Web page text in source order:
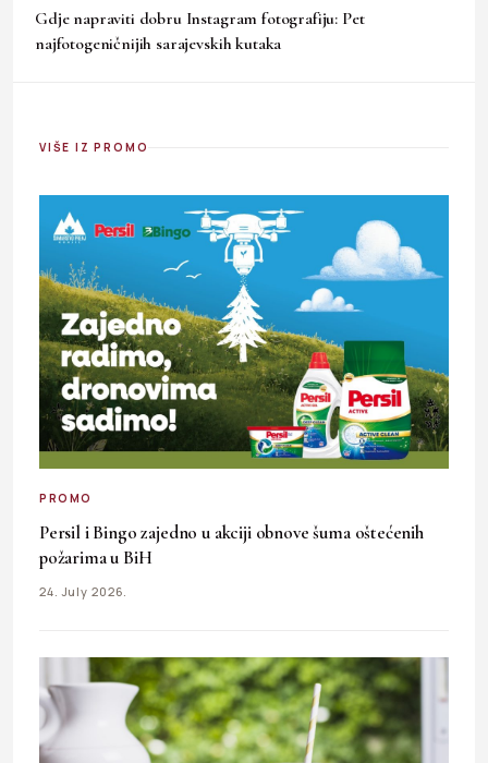
Gdje napraviti dobru Instagram fotografiju: Pet
najfotogeničnijih sarajevskih kutaka
VIŠE IZ PROMO
PROMO
Persil i Bingo zajedno u akciji obnove šuma oštećenih
požarima u BiH
24. July 2026.